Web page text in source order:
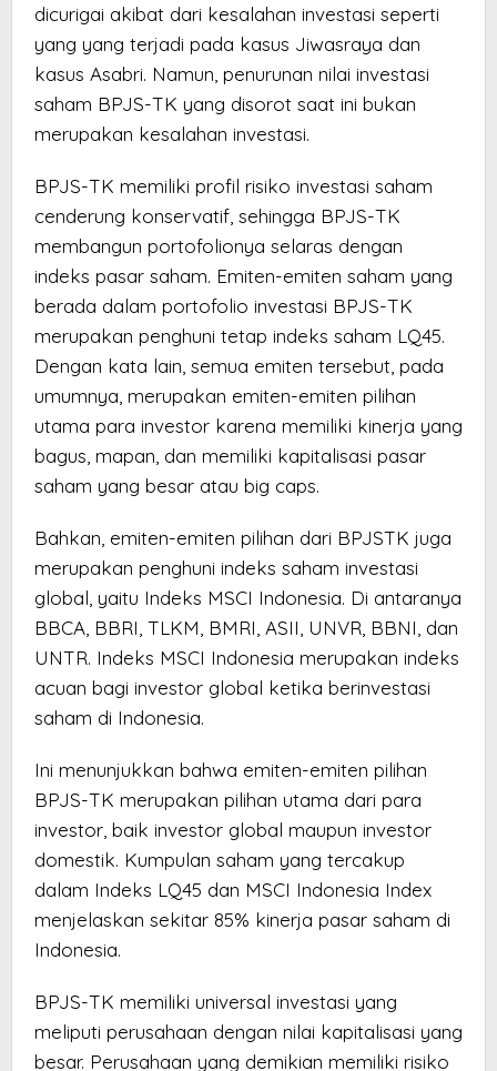
dicurigai akibat dari kesalahan investasi seperti
yang yang terjadi pada kasus Jiwasraya dan
kasus Asabri. Namun, penurunan nilai investasi
saham BPJS-TK yang disorot saat ini bukan
merupakan kesalahan investasi.
BPJS-TK memiliki profil risiko investasi saham
cenderung konservatif, sehingga BPJS-TK
membangun portofolionya selaras dengan
indeks pasar saham. Emiten-emiten saham yang
berada dalam portofolio investasi BPJS-TK
merupakan penghuni tetap indeks saham LQ45.
Dengan kata lain, semua emiten tersebut, pada
umumnya, merupakan emiten-emiten pilihan
utama para investor karena memiliki kinerja yang
bagus, mapan, dan memiliki kapitalisasi pasar
saham yang besar atau big caps.
Bahkan, emiten-emiten pilihan dari BPJSTK juga
merupakan penghuni indeks saham investasi
global, yaitu Indeks MSCI Indonesia. Di antaranya
BBCA, BBRI, TLKM, BMRI, ASII, UNVR, BBNI, dan
UNTR. Indeks MSCI Indonesia merupakan indeks
acuan bagi investor global ketika berinvestasi
saham di Indonesia.
Ini menunjukkan bahwa emiten-emiten pilihan
BPJS-TK merupakan pilihan utama dari para
investor, baik investor global maupun investor
domestik. Kumpulan saham yang tercakup
dalam Indeks LQ45 dan MSCI Indonesia Index
menjelaskan sekitar 85% kinerja pasar saham di
Indonesia.
BPJS-TK memiliki universal investasi yang
meliputi perusahaan dengan nilai kapitalisasi yang
besar. Perusahaan yang demikian memiliki risiko